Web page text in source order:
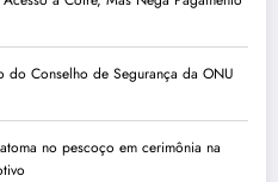
do Conselho de Segurança da ONU
no pescoço em cerimônia na